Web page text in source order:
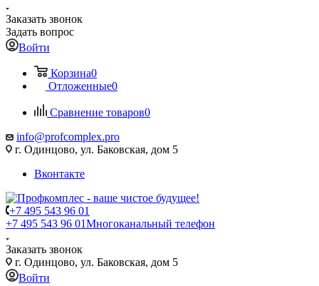
Заказать звонок
Задать вопрос
Войти
Корзина0
Отложенные0
Сравнение товаров0
info@profcomplex.pro
г. Одинцово, ул. Баковская, дом 5
Вконтакте
+7 495 543 96 01
+7 495 543 96 01Многоканальный телефон
Заказать звонок
г. Одинцово, ул. Баковская, дом 5
Войти